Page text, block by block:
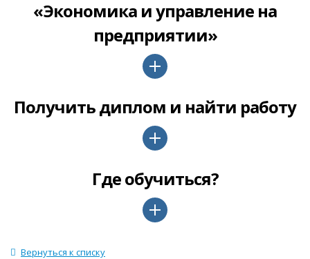
«Экономика и управление на
предприятии»
Получить диплом и найти работу
Где обучиться?
Вернуться к списку